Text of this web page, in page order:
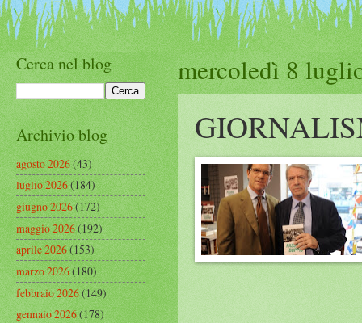
mercoledì 8
Cerca nel blog
Archivio blog
agosto 2026(43)
luglio 2026(184)
giugno 2026(172)
maggio 2026(192)
aprile 2026(153)
marzo 2026(180)
febbraio 2026(149)
gennaio 2026(178)